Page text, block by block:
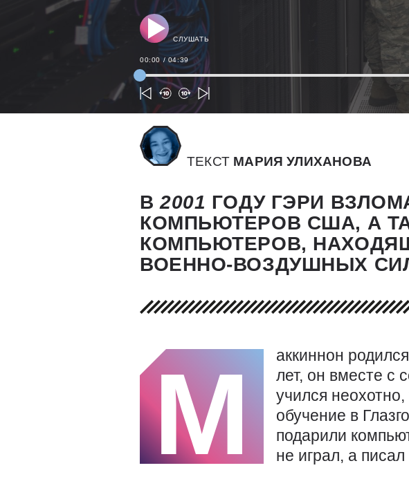
СЛУШАТЬ
00:00 / 04:39
ТЕКСТ МАРИЯ УЛИХАНОВА
В2001 ГОДУ ГЭРИ
КОМПЬЮТЕРОВ США, А
КОМПЬЮТЕРОВ,
ВОЕННО-ВОЗДУШНЫХ
М
аккиннон
лет, он вместе с
учился
обучение в
подарили
не играл, а